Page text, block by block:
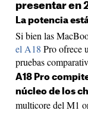
presentar en
La potencia
Si bien las
el A18 Pro ofrece
pruebas
A18 Pro
núcleo de los
multicore del M1